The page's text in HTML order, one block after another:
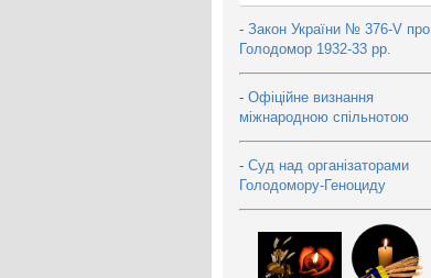
- Закон України № 376-V про
Голодомор 1932-33 рр.
- Офіційне визнання
міжнародною спільнотою
- Суд над організаторами
Голодомору-Геноциду